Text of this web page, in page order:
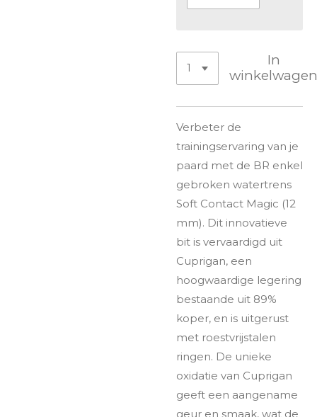
In
Verbeter de
trainingservaring van je
paard met de BR enkel
gebroken watertrens
Soft Contact Magic (12
mm). Dit innovatieve
bit is vervaardigd uit
Cuprigan, een
hoogwaardige legering
bestaande uit 89%
koper, en is uitgerust
met roestvrijstalen
ringen. De unieke
oxidatie van Cuprigan
geeft een aangename
geur en smaak, wat de